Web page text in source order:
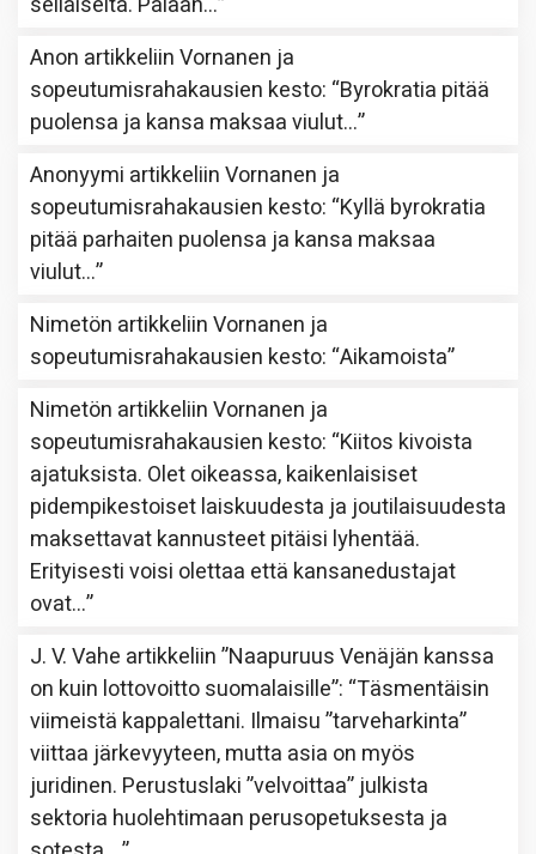
Anon artikkeliinVornanen ja
sopeutumisrahakausien kesto: “Byrokratia pitää
puolensa ja kansa maksaa viulut…”
Anonyymi artikkeliinVornanen ja
sopeutumisrahakausien kesto: “Kyllä byrokratia
pitää parhaiten puolensa ja kansa maksaa
viulut…”
Nimetön artikkeliinVornanen ja
sopeutumisrahakausien kesto: “Aikamoista”
Nimetön artikkeliinVornanen ja
sopeutumisrahakausien kesto: “Kiitos kivoista
ajatuksista. Olet oikeassa, kaikenlaisiset
pidempikestoiset laiskuudesta ja joutilaisuudesta
maksettavat kannusteet pitäisi lyhentää.
Erityisesti voisi olettaa että kansanedustajat
ovat…”
J. V. Vahe artikkeliin”Naapuruus Venäjän kanssa
on kuin lottovoitto suomalaisille”: “Täsmentäisin
viimeistä kappalettani. Ilmaisu ”tarveharkinta”
viittaa järkevyyteen, mutta asia on myös
juridinen. Perustuslaki ”velvoittaa” julkista
sektoria huolehtimaan perusopetuksesta ja